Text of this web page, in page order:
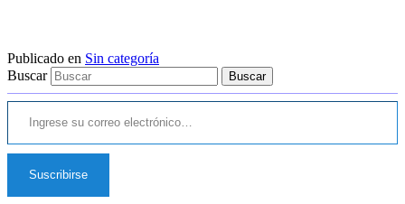
Publicado en Sin categoría
Buscar
Ingrese su correo electrónico…
Suscribirse